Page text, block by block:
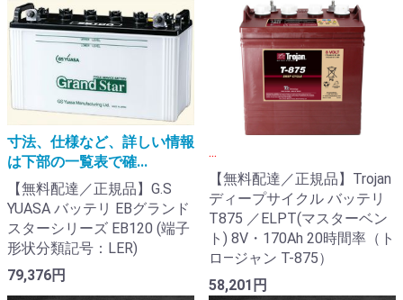
寸法、仕様など、詳しい情報
は下部の一覧表で確...
【無料配達／正規品】G.S
YUASA バッテリ EBグランド
スターシリーズ EB120 (端子
形状分類記号：LER)
79,376円
...
【無料配達／正規品】Trojan
ディープサイクル バッテリ
T875 ／ELPT(マスターベン
ト) 8V・170Ah 20時間率（ト
ロ―ジャン T-875）
58,201円